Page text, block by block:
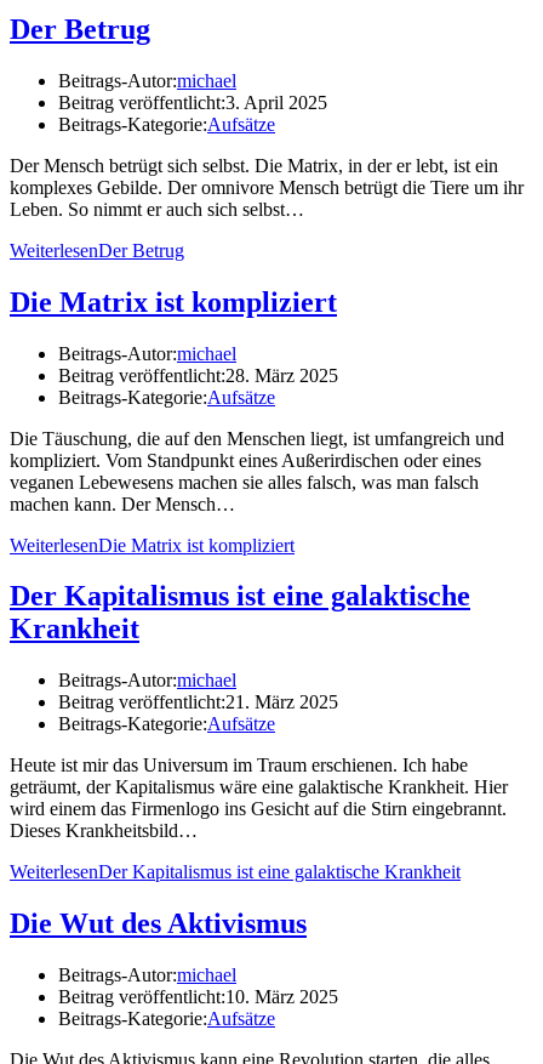
Der Betrug
Beitrags-Autor:michael
Beitrag veröffentlicht:3. April 2025
Beitrags-Kategorie:Aufsätze
Der Mensch betrügt sich selbst. Die Matrix, in der er lebt, ist ein
komplexes Gebilde. Der omnivore Mensch betrügt die Tiere um ihr
Leben. So nimmt er auch sich selbst…
WeiterlesenDer Betrug
Die Matrix ist kompliziert
Beitrags-Autor:michael
Beitrag veröffentlicht:28. März 2025
Beitrags-Kategorie:Aufsätze
Die Täuschung, die auf den Menschen liegt, ist umfangreich und
kompliziert. Vom Standpunkt eines Außerirdischen oder eines
veganen Lebewesens machen sie alles falsch, was man falsch
machen kann. Der Mensch…
WeiterlesenDie Matrix ist kompliziert
Der Kapitalismus ist eine galaktische
Krankheit
Beitrags-Autor:michael
Beitrag veröffentlicht:21. März 2025
Beitrags-Kategorie:Aufsätze
Heute ist mir das Universum im Traum erschienen. Ich habe
geträumt, der Kapitalismus wäre eine galaktische Krankheit. Hier
wird einem das Firmenlogo ins Gesicht auf die Stirn eingebrannt.
Dieses Krankheitsbild…
WeiterlesenDer Kapitalismus ist eine galaktische Krankheit
Die Wut des Aktivismus
Beitrags-Autor:michael
Beitrag veröffentlicht:10. März 2025
Beitrags-Kategorie:Aufsätze